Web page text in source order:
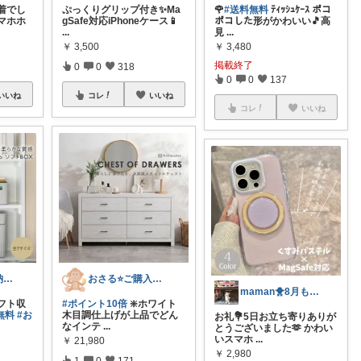
でし
ホホ
いね
くろねこ🌸収納＆キッチン整理
ト収
料 #お
ぷっくりグリップ付き✨Ma
gSafe対応iPhoneケース📱
...
￥ 3,500
0 0 318
コレ いいね
おさる⭐ご購入感謝🐹
#ポイント10倍 ❇️ホワイト
木目調仕上げが上品でどん
なインテ ...
￥ 21,980
🌹#送料無料 ﾃｨｯｼｭｹｰｽ ポコ
ポコした形がかわいい🎵高
見 ...
￥ 3,480
掲載終了
0 0 137
コレ いいね
maman🐥8月もよろしくね🍉
お礼💐5日お立ち寄りありが
とうございました🫶 かわい
いスマホ ...
￥ 2,980